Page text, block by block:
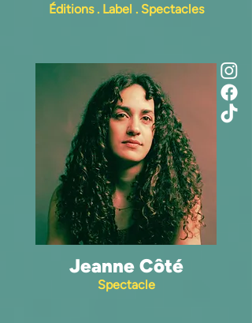
Éditions . Label . Spectacles
Jeanne Côté
Spectacle